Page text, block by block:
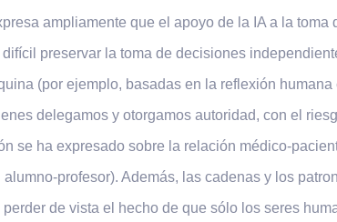
ampliamente que el apoyo de la IA a la
preservar la toma de decisiones
(por ejemplo, basadas en la reflexión
delegamos y otorgamos autoridad, con el
se ha expresado sobre la relación médico-
profesor). Además, las cadenas y los
de vista el hecho de que sólo los seres